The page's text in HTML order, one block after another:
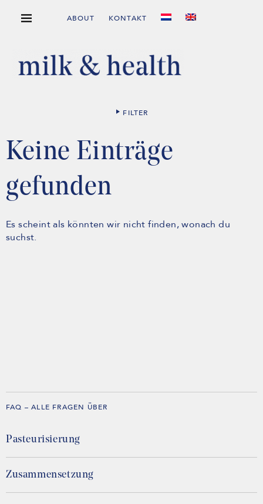
ABOUT KONTAKT
FILTER
Keine Einträge
gefunden
Es scheint als könnten wir nicht finden, wonach du
suchst.
FAQ – ALLE FRAGEN ÜBER
Pasteurisierung
Zusammensetzung